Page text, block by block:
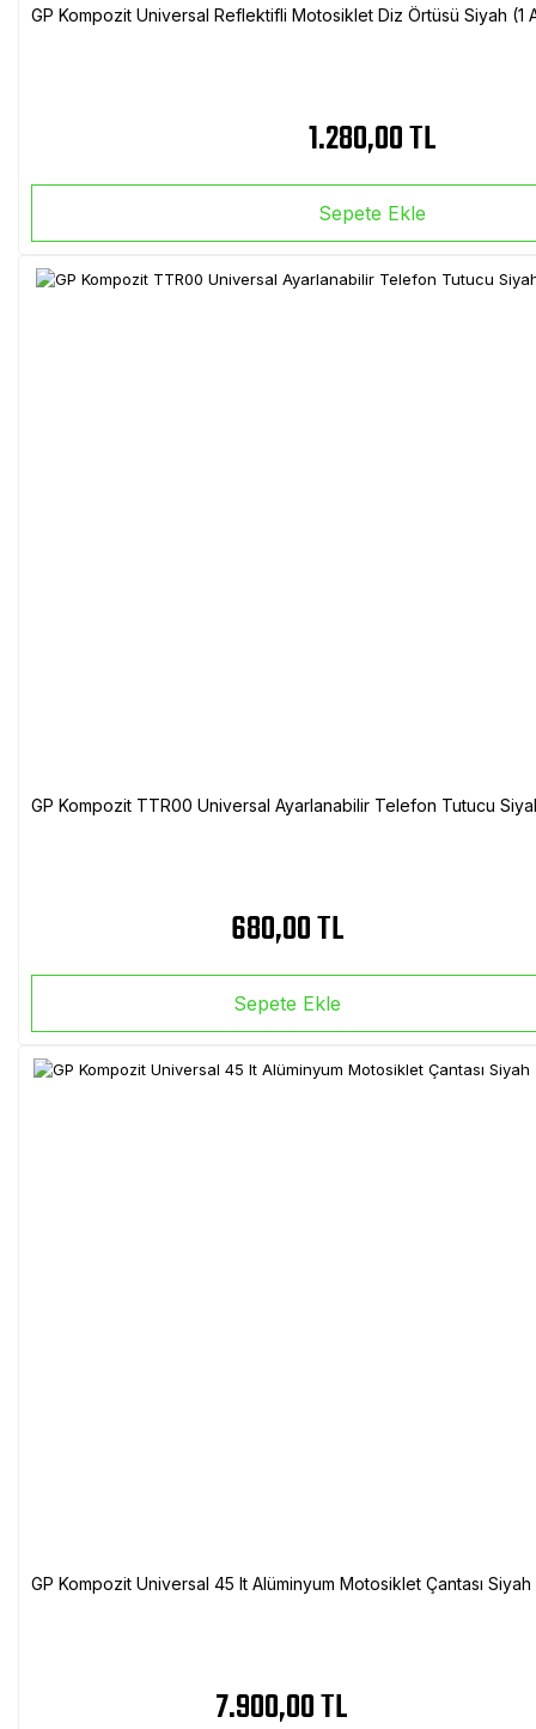
GP Kompozit Universal Reflektifli Motosiklet Diz Örtüsü Siyah
1.280,00 TL
Sepete Ekle
GP Kompozit TTR00 Universal Ayarlanabilir Telefon Tutucu
680,00 TL
Sepete Ekle
GP Kompozit Universal 45 lt Alüminyum Motosiklet Çantası Siyah
7.900,00 TL